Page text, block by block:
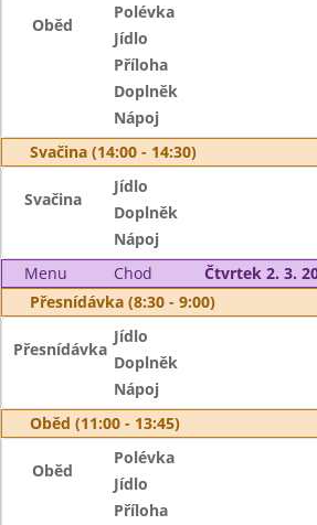
Oběd
Polévka
Jídlo
Příloha
Doplněk
Nápoj
Svačina (14:00 - 14:30)
Svačina
Jídlo
Doplněk
Nápoj
Menu
Chod
Čtvrtek 2. 3.
Přesnídávka (8:30 - 9:00)
Přesnídávka
Jídlo
Doplněk
Nápoj
Oběd (11:00 - 13:45)
Oběd
Polévka
Jídlo
Příloha